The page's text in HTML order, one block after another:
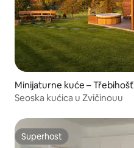
Minijaturne kuće – Třebihošť
Seoska kućica u Zvičinouu
Superhost
Superhost